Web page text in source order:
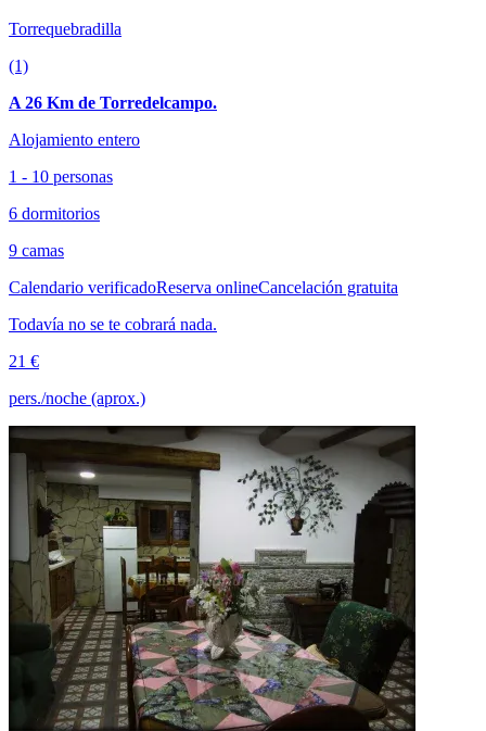
Torrequebradilla
(1)
A 26 Km de Torredelcampo.
Alojamiento entero
1 - 10 personas
6 dormitorios
9 camas
Calendario verificadoReserva onlineCancelación gratuita
Todavía no se te cobrará nada.
21 €
pers./noche (aprox.)